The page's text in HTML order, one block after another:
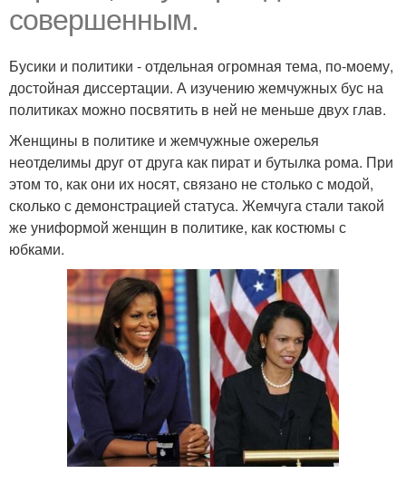
совершенным.
Бусики и политики - отдельная огромная тема, по-моему,
достойная диссертации. А изучению жемчужных бус на
политиках можно посвятить в ней не меньше двух глав.
Женщины в политике и жемчужные ожерелья
неотделимы друг от друга как пират и бутылка рома. При
этом то, как они их носят, связано не столько с модой,
сколько с демонстрацией статуса. Жемчуга стали такой
же униформой женщин в политике, как костюмы с
юбками.